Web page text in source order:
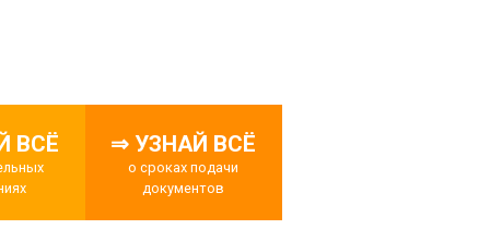
ВСЁ ⇒ УЗНАЙ ВСЁ
о сроках подачи
документов